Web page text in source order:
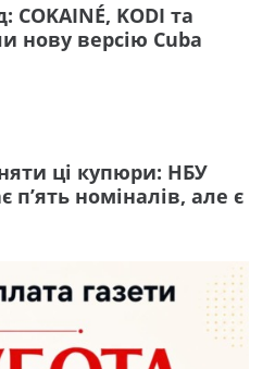
COKAINÉ, KODI та
нову версію Cuba
ці купюри: НБУ
п’ять номіналів, але є